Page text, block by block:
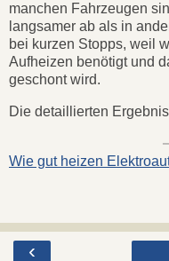
manchen Fahrzeugen
langsamer ab als in
bei kurzen Stopps, weil
Aufheizen benötigt und
geschont wird.
Die detaillierten
Wie gut heizen
‹